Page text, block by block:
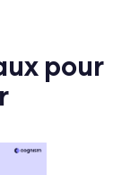
pour